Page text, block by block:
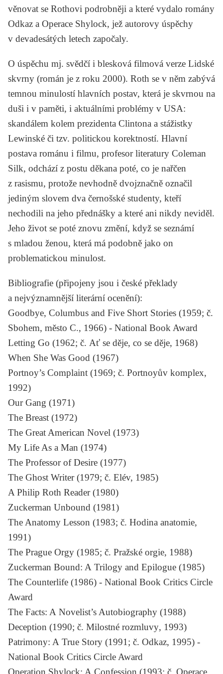
věnovat se Rothovi podrobněji a které vydalo romány
Odkaz a Operace Shylock, jež autorovy úspěchy
v devadesátých letech započaly.
O úspěchu mj. svědčí i blesková filmová verze Lidské
skvrny (román je z roku 2000). Roth se v něm zabývá
temnou minulostí hlavních postav, která je skvrnou na
duši i v paměti, i aktuálními problémy v USA:
skandálem kolem prezidenta Clintona a stážistky
Lewinské či tzv. politickou korektností. Hlavní
postava románu i filmu, profesor literatury Coleman
Silk, odchází z postu děkana poté, co je nařčen
z rasismu, protože nevhodně dvojznačně označil
jediným slovem dva černošské studenty, kteří
nechodili na jeho přednášky a které ani nikdy neviděl.
Jeho život se poté znovu změní, když se seznámí
s mladou ženou, která má podobně jako on
problematickou minulost.
Bibliografie (připojeny jsou i české překlady
a nejvýznamnější literární ocenění):
Goodbye, Columbus and Five Short Stories (1959; č.
Sbohem, město C., 1966) - National Book Award
Letting Go (1962; č. Ať se děje, co se děje, 1968)
When She Was Good (1967)
Portnoy’s Complaint (1969; č. Portnoyův komplex,
1992)
Our Gang (1971)
The Breast (1972)
The Great American Novel (1973)
My Life As a Man (1974)
The Professor of Desire (1977)
The Ghost Writer(1979; č. Elév, 1985)
A Philip Roth Reader(1980)
Zuckerman Unbound (1981)
The Anatomy Lesson (1983; č. Hodina anatomie,
1991)
The Prague Orgy (1985; č. Pražské orgie, 1988)
Zuckerman Bound: A Trilogy and Epilogue (1985)
The Counterlife (1986) - National Book Critics Circle
Award
The Facts: A Novelist’s Autobiography (1988)
Deception (1990; č. Milostné rozmluvy, 1993)
Patrimony: A True Story (1991; č. Odkaz, 1995) -
National Book Critics Circle Award
Operation Shylock: A Confession (1993; č. Operace